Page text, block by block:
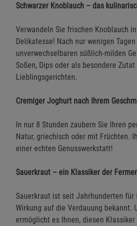
Schwarzer Knoblauch – das
Verwandeln Sie frischen Knoblauch
Delikatesse! Nach nur wenigen
unverwechselbaren süßlich-milden
Soßen, Dips oder als besondere
Lieblingsgerichten.
Cremiger Joghurt nach Ihrem
In nur 8 Stunden zaubern Sie Ihren
Natur, griechisch oder mit Früchten.
einer echten Genusswerkstatt!
Sauerkraut – ein Klassiker der
Sauerkraut ist seit Jahrhunderten für
Wirkung auf die Verdauung bekannt.
ermöglicht es Ihnen, diesen